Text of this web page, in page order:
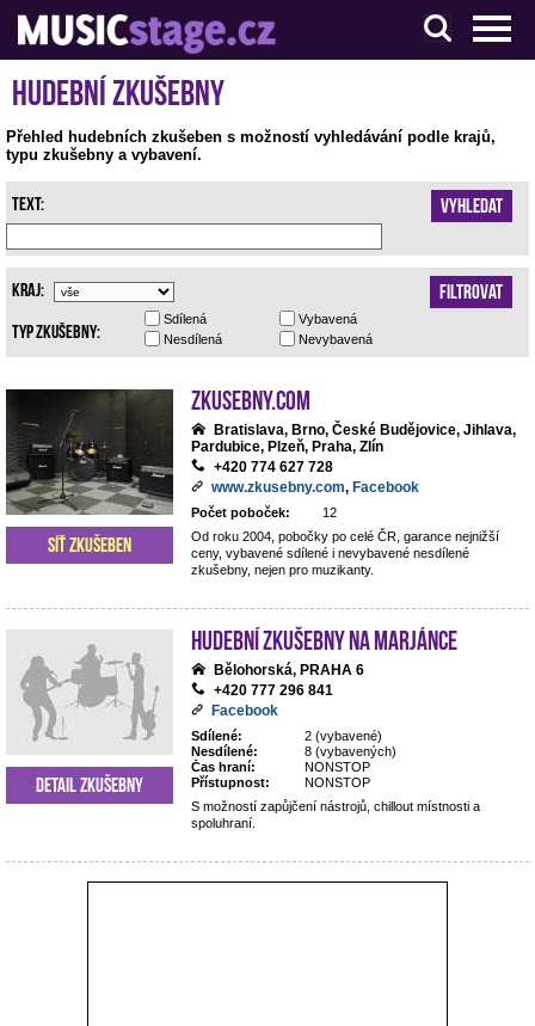
S muzikanty pro muzikanty
Hudební zkušebny
Přehled hudebních zkušeben s možností vyhledávání podle krajů,
typu zkušebny a vybavení.
Vyhledat
Text:
Filtrovat
Kraj:
Vybavená
Nevybavená
Sdílená
Nesdílená
Typ zkušebny:
Zkusebny.com
Bratislava, Brno, České Budějovice, Jihlava,
Pardubice, Plzeň, Praha, Zlín
+420 774 627 728
www.zkusebny.com, Facebook
Počet poboček:
12
Od roku 2004, pobočky po celé ČR, garance nejnižší
ceny, vybavené sdílené i nevybavené nesdílené
zkušebny, nejen pro muzikanty.
Síť zkušeben
Hudební zkušebny Na Marjánce
Bělohorská, PRAHA 6
+420 777 296 841
Facebook
Sdílené:
2 (vybavené)
Nesdílené:
8 (vybavených)
Čas hraní:
NONSTOP
Přístupnost:
NONSTOP
S možností zapůjčení nástrojů, chillout místnosti a
spoluhraní.
Detail zkušebny